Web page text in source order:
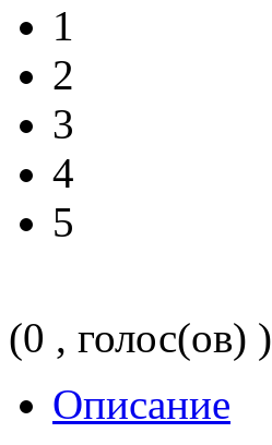
1
2
3
4
5
(0 , голос(ов) )
Описание